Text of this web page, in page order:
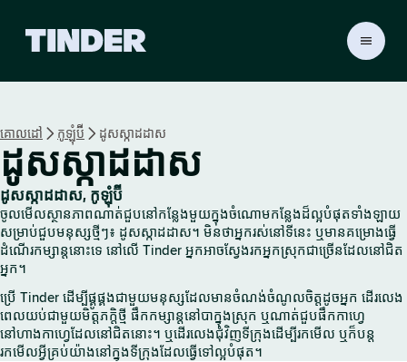
T
i
n
e
r
គោលដៅ កូឡុំប៊ី ដូសស្កាដដាស
ដូសស្កាដដាស
ដូសស្កាដដាស, កូឡុំប៊ី
ចូលមើលស្ថានភាពណាត់ជួបនៅកន្លែងមួយក្នុងចំណោមកន្លែងដ៏ល្អបំផុតទាំងឡាយ
សម្រាប់ជួបមនុស្សថ្មីៗ៖ ដូសស្កាដដាស។ មិនថាអ្នករស់នៅទីនេះ ឬមានគម្រោងធ្វើ
ដំណើរកម្សាន្តនោះទេ នៅលើ Tinder អ្នកអាចស្វែងរកអ្នកស្រុកជាច្រើនដែលនៅជិត
អ្នក។
ប្រើ Tinder ដើម្បីផ្គូផ្គងជាមួយមនុស្សដែលមានចំណង់ចំណូលចិត្តដូចអ្នក ដើរលេង
ពេលយប់ជាមួយមិត្តភក្តិថ្មី ផឹកកម្សាន្តនៅបាក្នុងស្រុក ឬណាត់ជួបផឹកកាហ្វេ
នៅហាងកាហ្វេដែលនៅជិតនោះ។ ឬដើរលេងជុំវិញទីក្រុងដើម្បីរកមើល ឬក៏បន្ត
រកមើលអ្វីគ្រប់យ៉ាងនៅក្នុងទីក្រុងដែលធ្វើទៅល្អបំផុត។